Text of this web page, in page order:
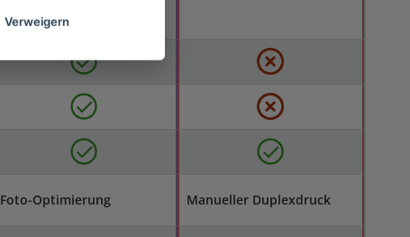
Foto-Optimierung Manueller Duplexdruck
Verweigern